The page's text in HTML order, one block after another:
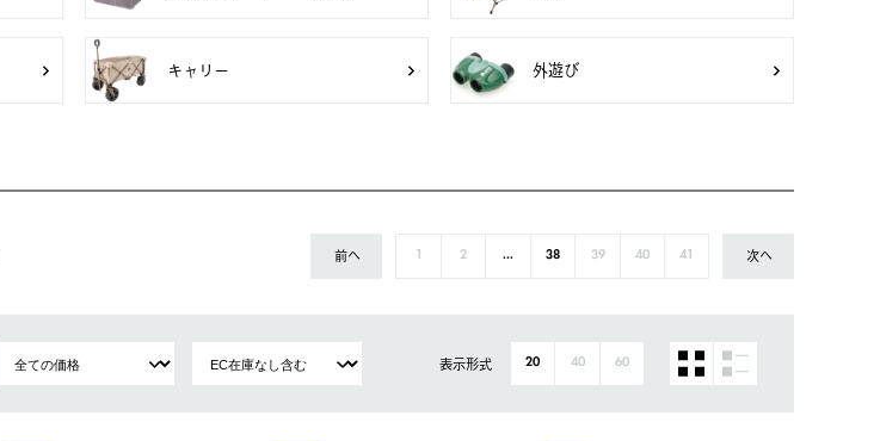
キャリー 外遊び
前へ 1 2 ... 38 39 40 41 次へ
表示形式 20 40 60